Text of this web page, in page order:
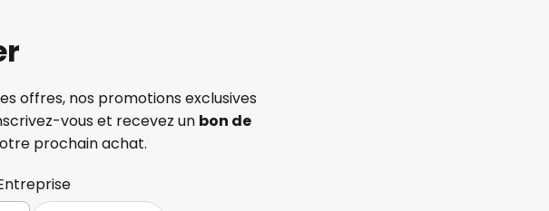
offres, nos promotions exclusives
vous et recevez un bon de
prochain achat.